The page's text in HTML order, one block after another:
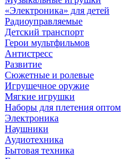
«Электроника» для детей
Радиоуправляемые
Детский транспорт
Герои мультфильмов
Антистресс
Развитие
Сюжетные и ролевые
Игрушечное оружие
Мягкие игрушки
Наборы для плетения оптом
Электроника
Наушники
Аудиотехника
Бытовая техника